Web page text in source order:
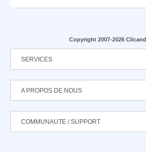
Copyright 2007-2026
SERVICES
A PROPOS DE NOUS
COMMUNAUTE / SUPPORT